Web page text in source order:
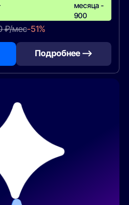
месяца -
900
₽/мес-51%
Подробнее —>